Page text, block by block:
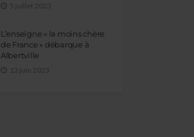
5 juillet 2023
L’enseigne « la moins chère
de France » débarque à
Albertville
13 juin 2023